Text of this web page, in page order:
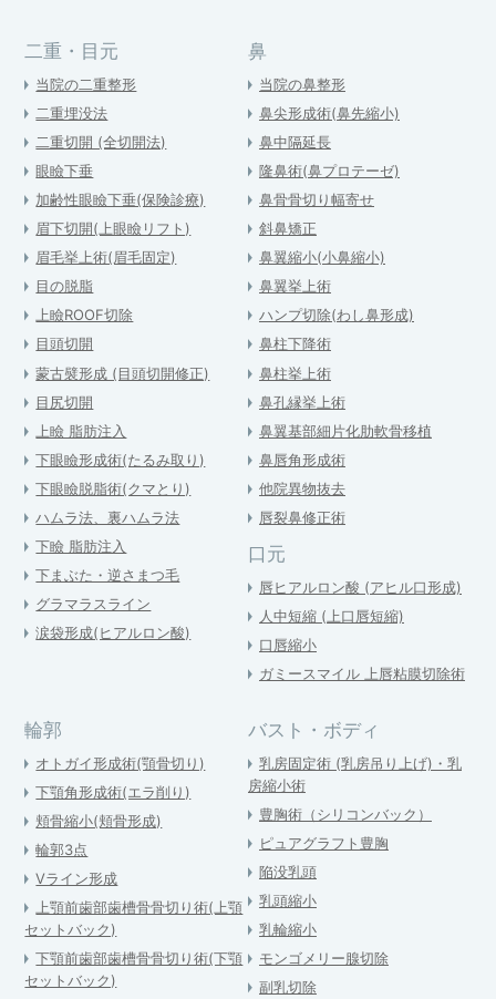
二重・目元
当院の二重整形
二重埋没法
二重切開 (全切開法)
眼瞼下垂
加齢性眼瞼下垂(保険診療)
眉下切開(上眼瞼リフト)
眉毛挙上術(眉毛固定)
目の脱脂
上瞼ROOF切除
目頭切開
蒙古襞形成 (目頭切開修正)
目尻切開
上瞼 脂肪注入
下眼瞼形成術(たるみ取り)
下眼瞼脱脂術(クマとり)
ハムラ法、裏ハムラ法
下瞼 脂肪注入
下まぶた・逆さまつ毛
グラマラスライン
涙袋形成(ヒアルロン酸)
鼻
当院の鼻整形
鼻尖形成術(鼻先縮小)
鼻中隔延長
隆鼻術(鼻プロテーゼ)
鼻骨骨切り幅寄せ
斜鼻矯正
鼻翼縮小(小鼻縮小)
鼻翼挙上術
ハンプ切除(わし鼻形成)
鼻柱下降術
鼻柱挙上術
鼻孔縁挙上術
鼻翼基部細片化肋軟骨移植
鼻唇角形成術
他院異物抜去
唇裂鼻修正術
口元
唇ヒアルロン酸 (アヒル口形成)
人中短縮 (上口唇短縮)
口唇縮小
ガミースマイル 上唇粘膜切除術
輪郭
オトガイ形成術(顎骨切り)
下顎角形成術(エラ削り)
頬骨縮小(頬骨形成)
輪郭3点
Vライン形成
上顎前歯部歯槽骨骨切り術(上顎
セットバック)
下顎前歯部歯槽骨骨切り術(下顎
セットバック)
バスト・ボディ
乳房固定術 (乳房吊り上げ)・乳
房縮小術
豊胸術（シリコンバック）
ピュアグラフト豊胸
陥没乳頭
乳頭縮小
乳輪縮小
モンゴメリー腺切除
副乳切除